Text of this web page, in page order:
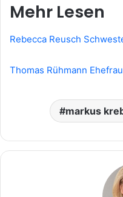
Mehr Lesen
Rebecca Reusch
Thomas Rühmann Ehefrau
markus